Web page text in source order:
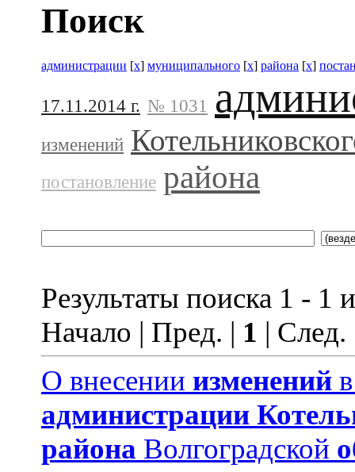
Поиск
администрации [x] муниципального [x] района [x]
17.11.2014 г. № 1031
изменений
постановление района
Результаты поиска 1 - 1
Начало | Пред. | 1 |
О внесении изменений
администрации
района Волгоградской